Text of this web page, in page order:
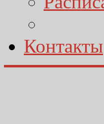
Контакты